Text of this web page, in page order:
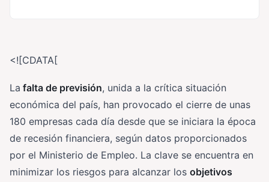
<![CDATA[
La falta de previsión, unida a la crítica situación
económica del país, han provocado el cierre de unas
180 empresas cada día desde que se iniciara la época
de recesión financiera, según datos proporcionados
por el Ministerio de Empleo. La clave se encuentra en
minimizar los riesgos para alcanzar los objetivos